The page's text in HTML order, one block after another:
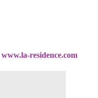
www.la-residence.com